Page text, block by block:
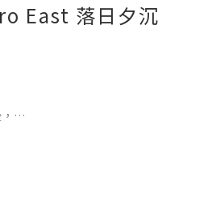
，
East 落日夕沉